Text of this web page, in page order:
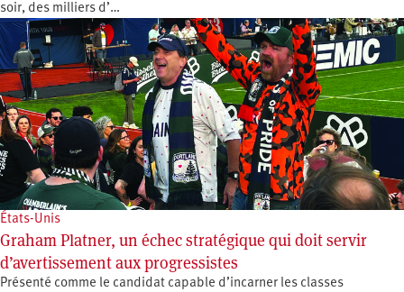
soir, des milliers d’…
États-Unis
Graham Platner, un échec stratégique qui doit servir
d’avertissement aux progressistes
Présenté comme le candidat capable d’incarner les classes